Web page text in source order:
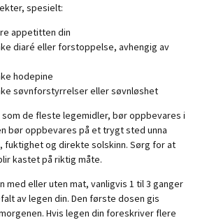
spesielt:
appetitten din
diaré eller forstoppelse, avhengig av
hodepine
søvnforstyrrelser eller søvnløshet
som de fleste legemidler, bør oppbevares i
bør oppbevares på et trygt sted unna
fuktighet og direkte solskinn. Sørg for at
kastet på riktig måte.
med eller uten mat, vanligvis 1 til 3 ganger
av legen din. Den første dosen gis
Hvis legen din foreskriver flere